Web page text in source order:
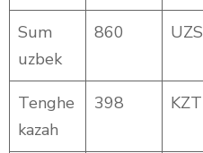
Sum
uzbek
860 UZS
Tenghe
kazah
398 KZT